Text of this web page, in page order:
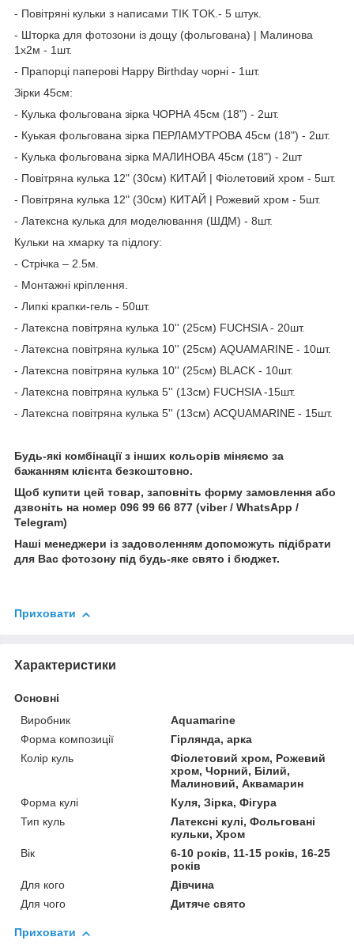
- Повітряні кульки з написами TIK TOK.- 5 штук.
- Шторка для фотозони із дощу (фольгована) | Малинова
1х2м - 1шт.
- Прапорці паперові Happy Birthday чорні - 1шт.
Зірки 45см:
- Кулька фольгована зірка ЧОРНА 45см (18") - 2шт.
- Куькая фольгована зірка ПЕРЛАМУТРОВА 45см (18") - 2шт.
- Кулька фольгована зірка МАЛИНОВА 45см (18") - 2шт
- Повітряна кулька 12" (30см) КИТАЙ | Фіолетовий хром - 5шт.
- Повітряна кулька 12" (30см) КИТАЙ | Рожевий хром - 5шт.
- Латексна кулька для моделювання (ШДМ) - 8шт.
Кульки на хмарку та підлогу:
- Стрічка – 2.5м.
- Монтажні кріплення.
- Липкі крапки-гель - 50шт.
- Латексна повітряна кулька 10'' (25см) FUCHSIA - 20шт.
- Латексна повітряна кулька 10'' (25см) AQUAMARINE - 10шт.
- Латексна повітряна кулька 10'' (25см) BLACK - 10шт.
- Латексна повітряна кулька 5'' (13см) FUCHSIA -15шт.
- Латексна повітряна кулька 5'' (13см) ACQUAMARINE - 15шт.
Будь-які комбінації з інших кольорів міняємо за
бажанням клієнта безкоштовно.
Щоб купити цей товар, заповніть форму замовлення або
дзвоніть на номер 096 99 66 877 (viber / WhatsApp /
Telegram)
Наші менеджери із задоволенням допоможуть підібрати
для Вас фотозону під будь-яке свято і бюджет.
Приховати
Характеристики
Основні
Виробник
Aquamarine
Форма композиції
Гірлянда, арка
Колір куль
Фіолетовий хром, Рожевий
хром, Чорний, Білий,
Малиновий, Аквамарин
Форма кулі
Куля, Зірка, Фігура
Тип куль
Латексні кулі, Фольговані
кульки, Хром
Вік
6-10 років, 11-15 років, 16-25
років
Для кого
Дівчина
Для чого
Дитяче свято
Приховати